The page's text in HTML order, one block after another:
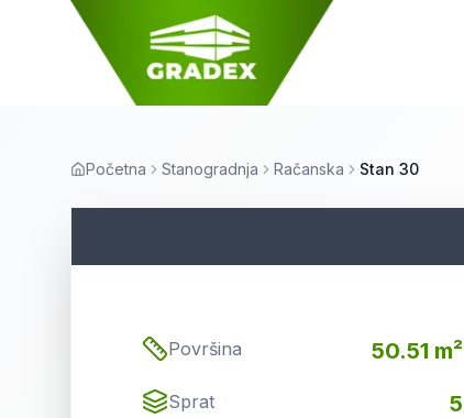
Početna Stanogradnja Račanska Stan 30
Površina 50.51 m²
Sprat 5